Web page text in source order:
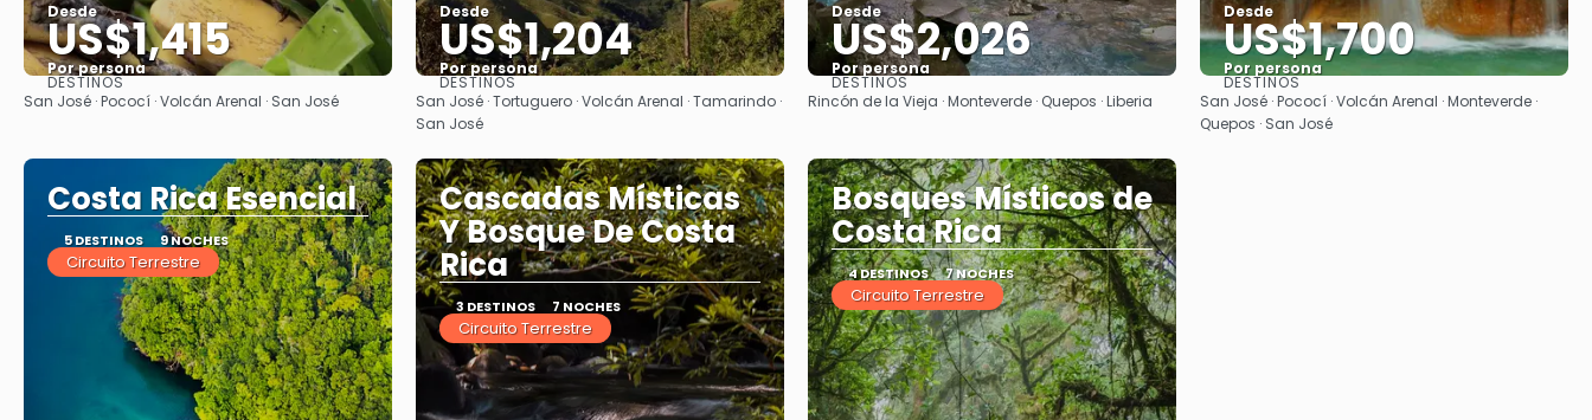
Desde
US$1,415
Por persona
Ver
DESTINOS
San José · Pococí · Volcán Arenal · San José
Desde
US$1,204
Por persona
Ver
DESTINOS
San José · Tortuguero · Volcán Arenal · Tamarindo ·
San José
Desde
US$2,026
Por persona
Ver
DESTINOS
Rincón de la Vieja · Monteverde · Quepos · Liberia
Desde
US$1,700
Por persona
Ver
DESTINOS
San José · Pococí · Volcán Arenal · Monteverde ·
Quepos · San José
Costa Rica Esencial
5 DESTINOS 9 NOCHES
Circuito Terrestre
Cascadas Místicas
Y Bosque De Costa
Rica
3 DESTINOS 7 NOCHES
Circuito Terrestre
Bosques Místicos de
Costa Rica
4 DESTINOS 7 NOCHES
Circuito Terrestre